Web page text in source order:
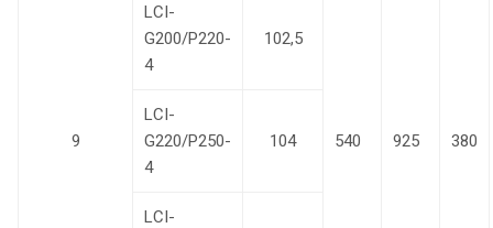
9
LCI-
G200/P220-
4
102,5
540 925 380
LCI-
G220/P250-
4
104
LCI-